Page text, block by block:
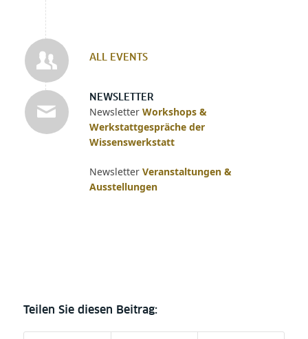
ALL EVENTS
NEWSLETTER
Newsletter Workshops &
Werkstattgespräche der
Wissenswerkstatt
Newsletter Veranstaltungen &
Ausstellungen